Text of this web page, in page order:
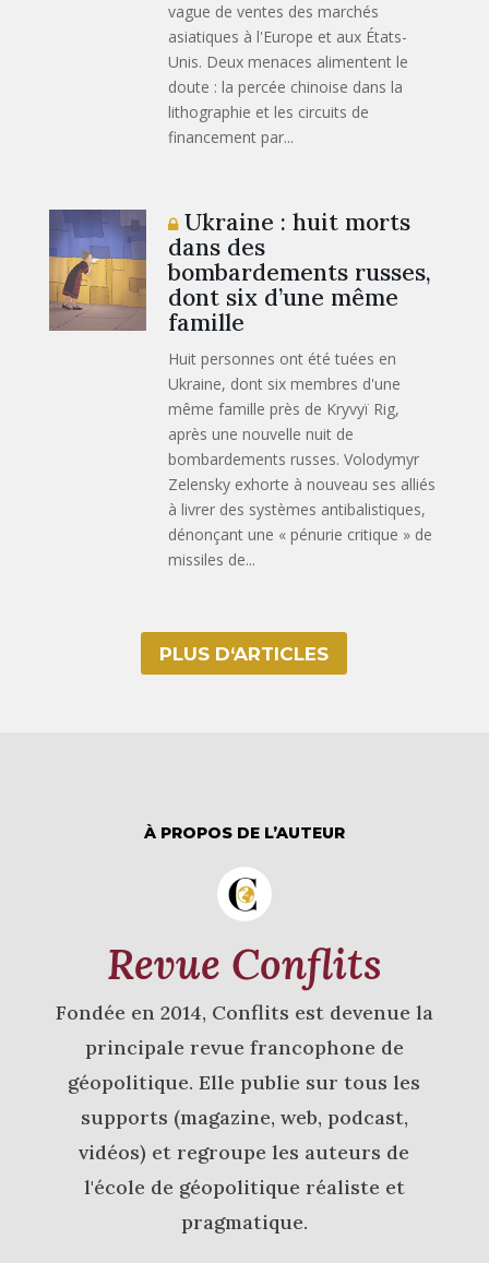
vague de ventes des marchés
asiatiques à l'Europe et aux États-
Unis. Deux menaces alimentent le
doute : la percée chinoise dans la
lithographie et les circuits de
financement par...
Ukraine : huit morts
dans des
bombardements russes,
dont six d’une même
famille
Huit personnes ont été tuées en
Ukraine, dont six membres d'une
même famille près de Kryvyï Rig,
après une nouvelle nuit de
bombardements russes. Volodymyr
Zelensky exhorte à nouveau ses alliés
à livrer des systèmes antibalistiques,
dénonçant une « pénurie critique » de
missiles de...
PLUS D‘ARTICLES
À PROPOS DE L’AUTEUR
Revue Conflits
Fondée en 2014, Conflits est devenue la
principale revue francophone de
géopolitique. Elle publie sur tous les
supports (magazine, web, podcast,
vidéos) et regroupe les auteurs de
l'école de géopolitique réaliste et
pragmatique.